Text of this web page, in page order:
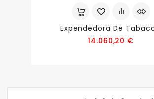
Expendedora De
14.060,20 €Precio